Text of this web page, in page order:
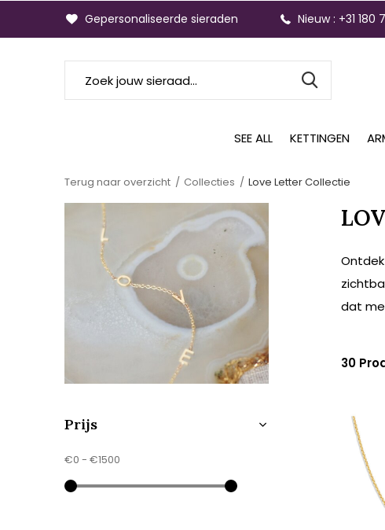
SEE ALL KETTINGEN
Gepersonaliseerde sieraden Nieuw : +31 180
Terug naar overzicht Collecties Love Letter Collectie
dat
30
Prijs
€0 - €1500